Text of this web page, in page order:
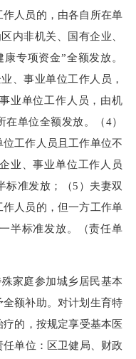
人员的，由各自所在单
内非机关、国有企业、
专项资金”全额发放。
、事业单位工作人员，
业单位工作人员，由机
单位全额发放。（4）
工作人员且工作单位不
业、事业单位工作人员
标准发放；（5）夫妻双
人员的，但一方工作单
半标准发放。（责任单
家庭参加城乡居民基本
额补助。对计划生育特
的，按规定享受基本医
单位：区卫健局、财政